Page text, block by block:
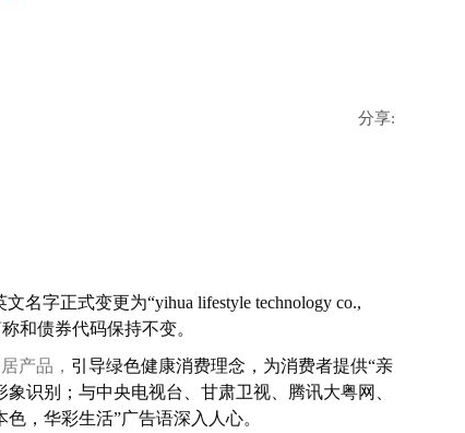
分享:
字正式变更为“yihua lifestyle technology co.,
和债券代码保持不变。
产品， 引导绿色健康消费理念，为消费者提供“亲
识别；与中央电视台、甘肃卫视、腾讯大粤网、
色，华彩生活”广告语深入人心。